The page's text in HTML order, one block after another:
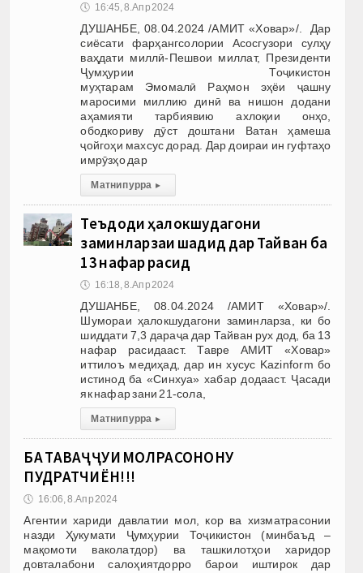
🕔 16:45, 8.Апр 2024
ДУШАНБЕ, 08.04.2024 /АМИТ «Ховар»/. Дар
сиёсати фарҳангсолории Асосгузори сулҳу
ваҳдати миллӣ-Пешвои миллат, Президенти
Ҷумҳурии Тоҷикис­тон
муҳтарам Эмомалӣ Раҳмон эҳёи ҷашну
маросими миллию динӣ ва нишон додани
аҳамияти тарбиявию ахлоқии онҳо,
ободкориву дӯст доштани Ватан ҳамеша
ҷойгоҳи махсус дорад. Дар доираи ин гуфтаҳо
имрӯзҳо дар
Матни пурра ▸
Теъдоди ҳалокшудагони
заминларзаи шадид дар Тайван ба
13 нафар расид
🕔 16:18, 8.Апр 2024
ДУШАНБЕ, 08.04.2024 /АМИТ «Ховар»/.
Шумораи ҳалокшудагони заминларза, ки бо
шиддати 7,3 дараҷа дар Тайван рух дод, ба 13
нафар расидааст. Тавре АМИТ «Ховар»
иттилоъ медиҳад, дар ин хусус Kazinform бо
истинод ба «Синхуа» хабар додааст. Ҷасади
як нафар зани 21-сола,
Матни пурра ▸
БА ТАВАҶҶУҲИ МОЛРАСОНОНУ
ПУДРАТЧИЁН!!!
🕔 16:06, 8.Апр 2024
Агентии хариди давлатии мол, кор ва хизматрасонии
назди Ҳукумати Ҷумҳурии Тоҷикистон (минбаъд –
мақомоти ваколатдор) ва ташкилотҳои харидор
довталабони салоҳиятдорро барои иштирок дар